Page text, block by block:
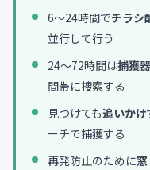
まとめ
6〜24時間でチラシ
並行して行う
24〜72時間は捕獲
間帯に捜索する
見つけても追いかけ
ーチで捕獲する
再発防止のために